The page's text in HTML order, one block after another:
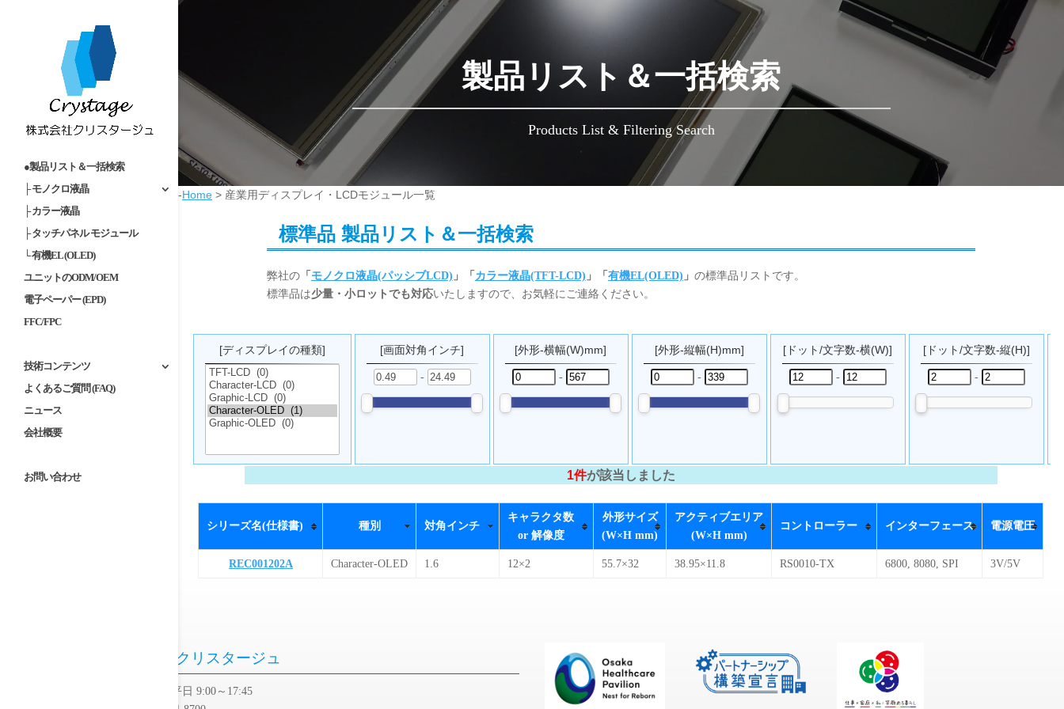
●製品リスト＆一括検索
├ モノクロ液晶
├ カラー液晶
├ タッチパネル モジュール
└ 有機EL (OLED)
ユニットのODM/OEM
電子ペーパー (EPD)
FFC/FPC
技術コンテンツ
よくあるご質問 (FAQ)
ニュース
会社概要
お問い合わせ
製品リスト＆一括検索
Products List & Filtering Search
-Home > 産業用ディスプレイ・LCDモジュール一覧
標準品 製品リスト＆一括検索
弊社の「 モノクロ液晶(パッシブLCD) 」「 カラー液晶(TFT-LCD) 」「 有機EL(OLED) 」 の標準品リストです。
標準品は少量・小ロットでも対応いたしますので、お気軽にご連絡ください。
[ディスプレイの種類] [画面対角インチ]
-
[外形-横幅(W)mm]
-
[外形-縦幅(H)mm]
-
[ドット/文字数-横(W)]
-
[ドット/文字数-縦(H)]
-
1件が該当しました
シリーズ名(仕様書) 種別 対角インチ
キャラクタ数
or 解像度
外形サイズ
(W×H mm)
アクティブエリア
(W×H mm)
コントローラー インターフェース 電源電圧
REC001202A Character-OLED 1.6 12×2 55.7×32 38.95×11.8 RS0010-TX 6800, 8080, SPI 3V/5V
株式会社クリスタージュ
・営業時間 : 平日 9:00～17:45